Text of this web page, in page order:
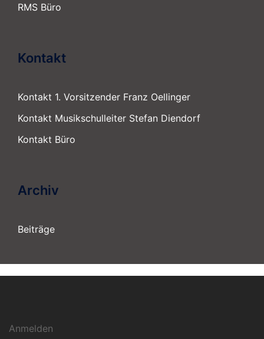
RMS Büro
Kontakt
Kontakt 1. Vorsitzender Franz Oellinger
Kontakt Musikschulleiter Stefan Diendorf
Kontakt Büro
Archiv
Beiträge
Anmelden